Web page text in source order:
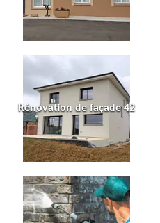
Rénovation de façade 42